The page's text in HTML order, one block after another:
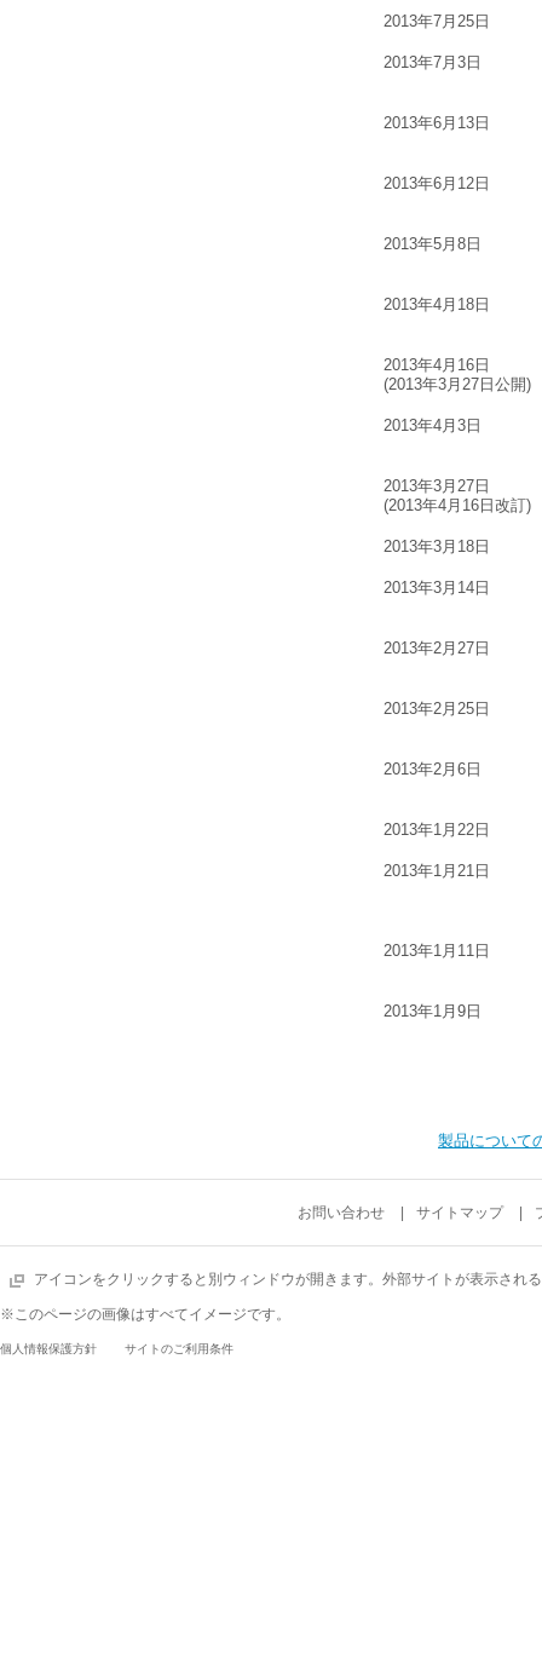
2013年7月25日
2013年7月3日
2013年6月13日
2013年6月12日
2013年5月8日
2013年4月18日
2013年4月16日
(2013年3月27日公開)
2013年4月3日
2013年3月27日
(2013年4月16日改訂)
2013年3月18日
2013年3月14日
2013年2月27日
2013年2月25日
2013年2月6日
2013年1月22日
2013年1月21日
2013年1月11日
2013年1月9日
製品について
お問い合わせ サイトマップ
アイコンをクリックすると別ウィンドウが開きます。外部サイトが表示され
※このページの画像はすべてイメージです。
個人情報保護方針 サイトのご利用条件